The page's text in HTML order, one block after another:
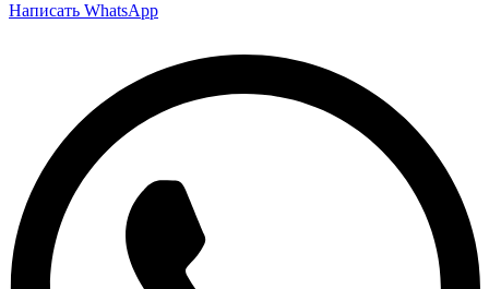
Написать WhatsApp